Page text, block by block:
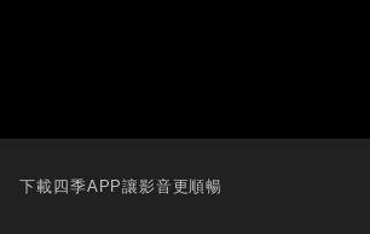
下載四季APP讓影音更順暢